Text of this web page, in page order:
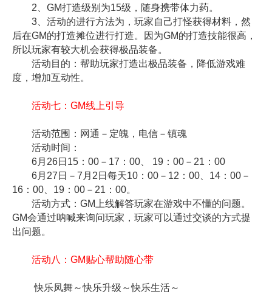
2、GM打造级别为15级，随身携带体力药。
3、活动的进行方法为，玩家自己打怪获得材料，然
后在GM的打造摊位进行打造。因为GM的打造技能很高，
所以玩家有较大机会获得极品装备。
活动目的：帮助玩家打造出极品装备，降低游戏难
度，增加互动性。
活动七：GM线上引导
活动范围：网通－定魄，电信－镇魂
活动时间：
6月26日15：00－17：00、 19：00－21：00
6月27日－7月2日每天10：00－12：00、14：00－
16：00、19：00－21：00。
活动方式：GM上线解答玩家在游戏中不懂的问题。
GM会通过呐喊来询问玩家，玩家可以通过交谈的方式提
出问题。
活动八：GM贴心帮助随心带
快乐凤舞～快乐升级～快乐生活～